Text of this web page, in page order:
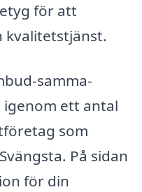
för att
kvalitetstjänst.
samma-
igenom ett antal
som
På sidan
för din